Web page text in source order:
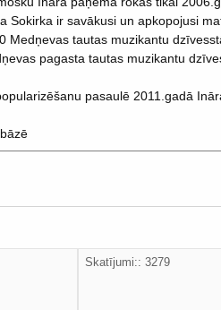
Sokirka ir savākusi un apkopojusi
Medņevas tautas muzikantu
pagasta tautas muzikantu
pasaulē 2011.gadā
Skatījumi:: 3279